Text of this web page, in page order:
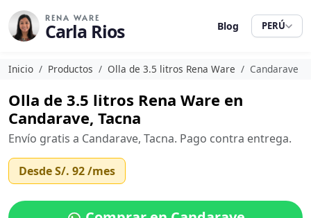
RENA WARE
Carla Rios Blog PERÚ
Inicio Productos Olla de 3.5 litros Rena Ware Candarave
Olla de 3.5 litros Rena Ware en
Candarave, Tacna
Envío gratis a Candarave, Tacna. Pago contra entrega.
DesdeS/. 92/mes